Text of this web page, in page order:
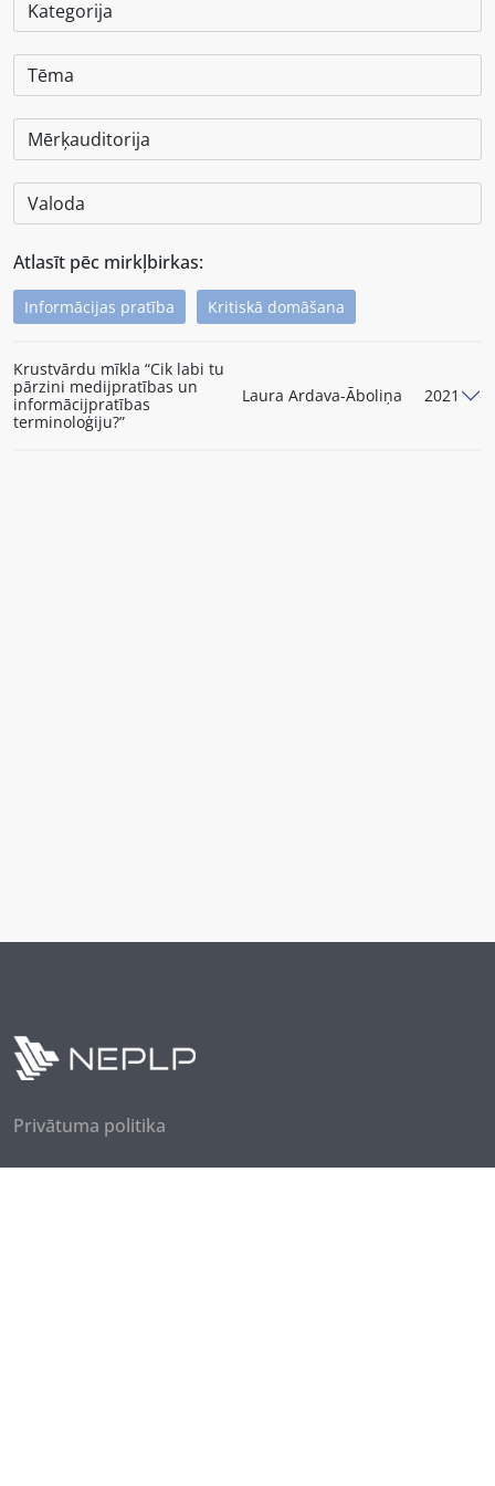
Atlasīt pēc mirkļbirkas:
Informācijas pratība Kritiskā domāšana
Krustvārdu mīkla “Cik labi tu
pārzini medijpratības un
informācijpratības
terminoloģiju?”
Laura Ardava-Āboliņa 2021
Privātuma politika